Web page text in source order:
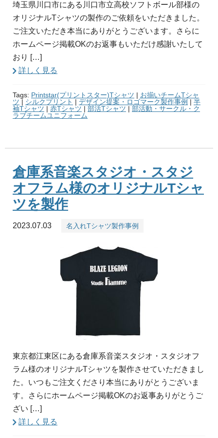
埼玉県川口市にある川口市立高校ソフトボール部様の
オリジナルTシャツの製作のご依頼をいただきました。
ご注文いただき本当にありがとうございます。さらに
ホームページ掲載OKのお返事もいただけ感謝いたして
おり […]
詳しく見る
Tags: Printstar(プリントスター)Tシャツ | お揃いチームTシャ
ツ | シルクプリント | デザイン提案・ロゴマーク製作事例 | 半
袖Tシャツ | 赤Tシャツ | 部活Tシャツ | 部活動・サークル・ク
ラブチームユニフォーム
倉庫系音楽スタジオ・スタジ
オフラム様のオリジナルTシャ
ツを製作
2023.07.03 名入れTシャツ製作事例
東京都江東区にある倉庫系音楽スタジオ・スタジオフ
ラム様のオリジナルTシャツを製作させていただきまし
た。いつもご注文くださり本当にありがとうございま
す。さらにホームページ掲載OKのお返事ありがとうご
ざい […]
詳しく見る